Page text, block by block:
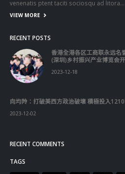
venenatis ptent taciti sociosqu ad litora…
VIEW MORE
RECENT POSTS
香港全港各区工商联永远名
(深圳)乡村振兴产业博览会
2023-12-18
向均羚：打破美西方政治破壞 積極投入
2023-12-02
RECENT COMMENTS
TAGS